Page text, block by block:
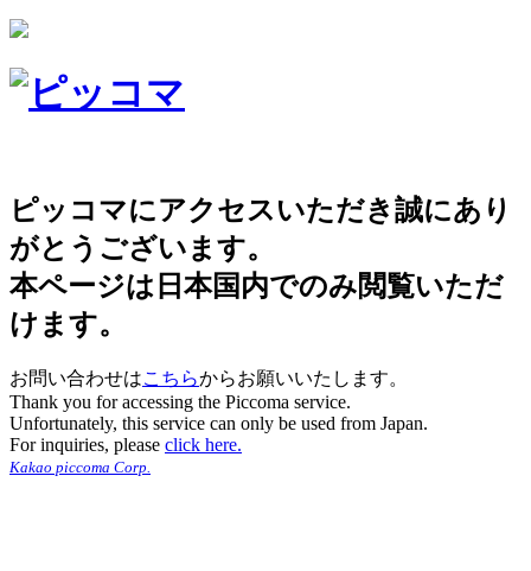
ピッコマにアクセスいただき誠にあり
がとうございます。
本ページは日本国内でのみ閲覧いただ
けます。
お問い合わせはこちらからお願いいたします。
Thank you for accessing the Piccoma service.
Unfortunately, this service can only be used from Japan.
For inquiries, please click here.
Kakao piccoma Corp.